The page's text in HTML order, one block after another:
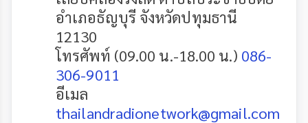
อำเภอธัญบุรี จังหวัดปทุมธานี
12130
โทรศัพท์ (09.00 น.-18.00 น.) 086-
306-9011
อีเมล
thailandradionetwork@gmail.com